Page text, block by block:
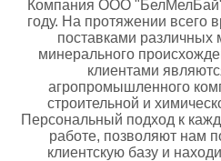
Компания ООО
году. На протяжении всего
поставками различных
минерального
клиентами
агропромышленного
строительной и
Персональный подход к
работе, позволяют нам
клиентскую базу и